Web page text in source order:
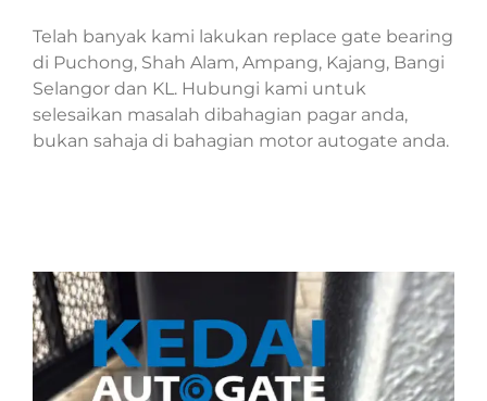
Telah banyak kami lakukan replace gate bearing
di Puchong, Shah Alam, Ampang, Kajang, Bangi
Selangor dan KL. Hubungi kami untuk
selesaikan masalah dibahagian pagar anda,
bukan sahaja di bahagian motor autogate anda.